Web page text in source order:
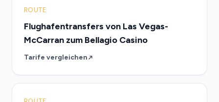
ROUTE
Flughafentransfers von Las Vegas-
McCarran zum Bellagio Casino
Tarife vergleichen